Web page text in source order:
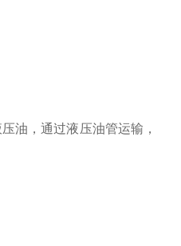
油，通过液压油管运输，